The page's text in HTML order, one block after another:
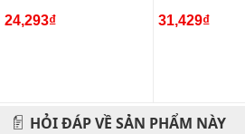
24,293₫ 31,429₫
HỎI ĐÁP VỀ SẢN PHẨM NÀY